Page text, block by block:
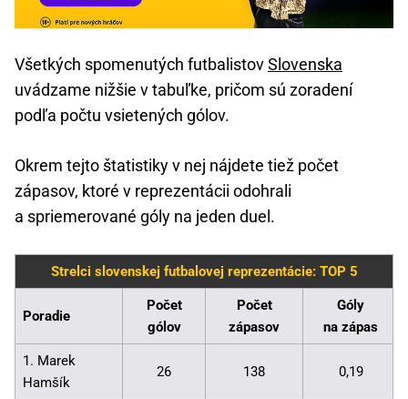
Všetkých spomenutých futbalistovSlovenska
uvádzame nižšie v tabuľke, pričom sú zoradení
podľa počtu vsietených gólov.
Okrem tejto štatistiky v nej nájdete tiež počet
zápasov, ktoré v reprezentácii odohrali
a spriemerované góly na jeden duel.
Strelci slovenskej futbalovej reprezentácie: TOP 5
Poradie
Počet
gólov
Počet
zápasov
Góly
na zápas
1. Marek
Hamšík
26 138 0,19